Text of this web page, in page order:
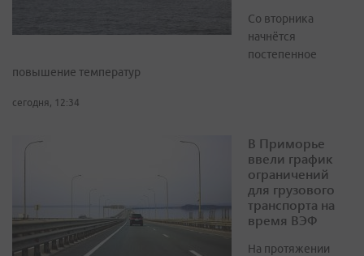
Со вторника
начнётся
постепенное
повышение температур
сегодня, 12:34
В Приморье
ввели график
ограничений
для грузового
транспорта на
время ВЭФ
На протяжении